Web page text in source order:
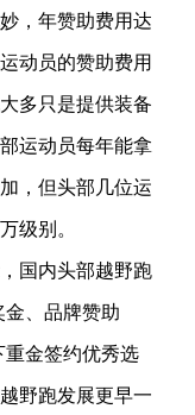
，年赞助费用达
动员的赞助费用
多只是提供装备
运动员每年能拿
，但头部几位运
级别。
国内头部越野跑
金、品牌赞助
金签约优秀选
野跑发展更早一